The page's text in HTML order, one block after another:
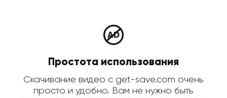
Простота использования
Скачивание видео с get-save.com очень
просто и удобно. Вам не нужно быть